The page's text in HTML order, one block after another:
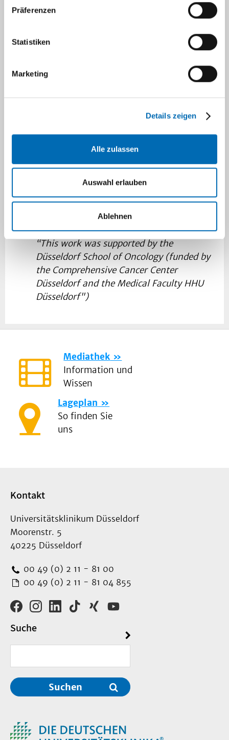
Präferenzen
Statistiken
Marketing
Details zeigen
Alle zulassen
Auswahl erlauben
Ablehnen
wissenschaftliche Tagungen für DSO-
Doktoranden/innen
(je nach Budgetlage, Antrag an die DSO;
Finanzierung von Publikationen der
Erstautorenschaft sowie Projektbetreuung
müssen klar definiert sein (je nach
Die Förderrichtlinien der DSO entsprechen
Open-Access-Fonds der HHU
https://www.ulb.hhu.de/forschen-
lehren-publizieren/open-access/open-
Text für Acknowledgements für
Publikationen der DSO-
Doktoranden/innen:
“This work was supported by the
Düsseldorf School of Oncology (funded by
the Comprehensive Cancer Center
Düsseldorf and the Medical Faculty HHU
Düsseldorf")
Mediathek
Information und
Wissen
Lageplan
So finden Sie
uns
Kontakt
Universitätsklinikum Düsseldorf
Moorenstr. 5
40225 Düsseldorf
00 49 (0) 2 11 - 81 00
00 49 (0) 2 11 - 81 04 855
Suche
Suchen